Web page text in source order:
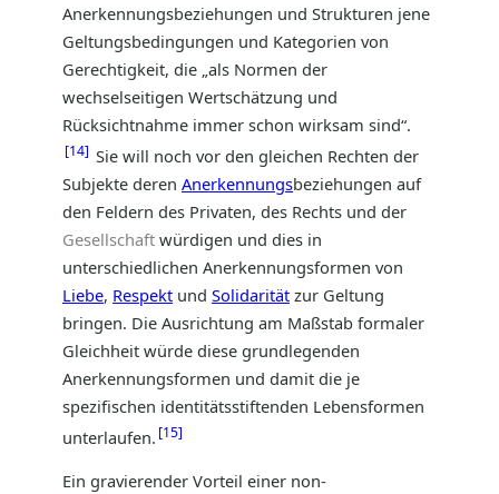
Anerkennungsbeziehungen und Strukturen jene
Geltungsbedingungen und Kategorien von
Gerechtigkeit, die „als Normen der
wechselseitigen Wertschätzung und
Rücksichtnahme immer schon wirksam sind“.
14 Sie will noch vor den gleichen Rechten der
Subjekte deren Anerkennungsbeziehungen auf
den Feldern des Privaten, des Rechts und der
Gesellschaft würdigen und dies in
unterschiedlichen Anerkennungsformen von
Liebe, Respekt und Solidarität zur Geltung
bringen. Die Ausrichtung am Maßstab formaler
Gleichheit würde diese grundlegenden
Anerkennungsformen und damit die je
spezifischen identitätsstiftenden Lebensformen
unterlaufen. 15
Ein gravierender Vorteil einer non-